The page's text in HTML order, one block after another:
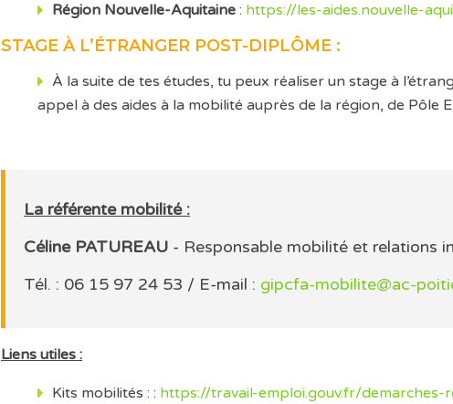
Région Nouvelle-Aquitaine : https://les-aides.nouvelle-
STAGE À L’ÉTRANGER POST-DIPLÔME :
À la suite de tes études, tu peux réaliser un stage à
appel à des aides à la mobilité auprès de la région, de Pôle
La référente mobilité :
Céline PATUREAU - Responsable mobilité et relations
Tél. : 06 15 97 24 53 / E-mail : gipcfa-mobilite@ac-
Liens utiles :
Kits mobilités : : https://travail-emploi.gouv.fr/